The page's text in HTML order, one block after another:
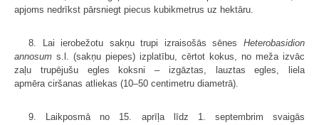
apjoms nedrīkst pārsniegt piecus kubikmetrus uz hektāru.
8. Lai ierobežotu sakņu trupi izraisošās sēnes Heterobasidion
annosum s.l. (sakņu piepes) izplatību, cērtot kokus, no meža izvāc
zaļu trupējušu egles koksni – izgāztas, lauztas egles, liela
apmēra ciršanas atliekas (10–50 centimetru diametrā).
9. Laikposmā no 15. aprīļa līdz 1. septembrim svaigās